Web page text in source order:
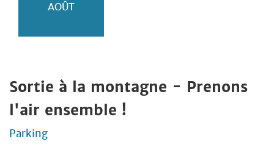
AOÛT
Sortie à la montagne - Prenons
l'air ensemble !
Parking